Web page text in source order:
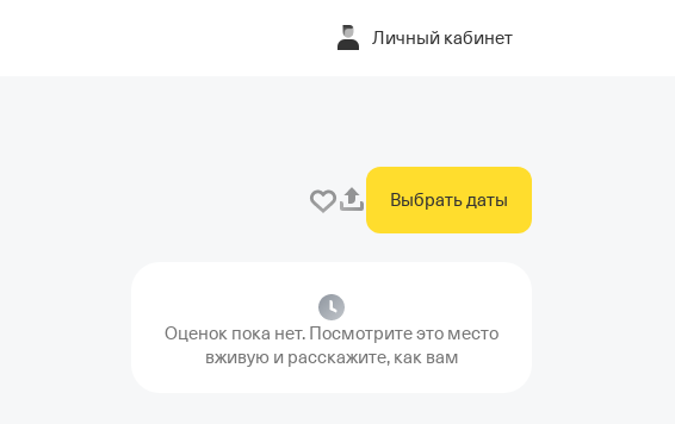
Личный кабинет
Выбрать даты
Оценок пока нет. Посмотрите это место
вживую и расскажите, как вам